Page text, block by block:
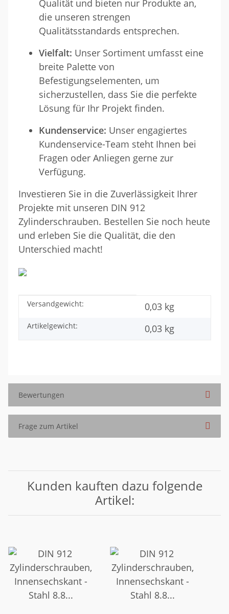
Qualität und bieten nur Produkte an,
die unseren strengen
Qualitätsstandards entsprechen.
Vielfalt: Unser Sortiment umfasst eine
breite Palette von
Befestigungselementen, um
sicherzustellen, dass Sie die perfekte
Lösung für Ihr Projekt finden.
Kundenservice: Unser engagiertes
Kundenservice-Team steht Ihnen bei
Fragen oder Anliegen gerne zur
Verfügung.
Investieren Sie in die Zuverlässigkeit Ihrer
Projekte mit unseren DIN 912
Zylinderschrauben. Bestellen Sie noch heute
und erleben Sie die Qualität, die den
Unterschied macht!
Produkteigenschaft
Wert
Versandgewicht: 0,03 kg
Artikelgewicht: 0,03 kg
Bewertungen
Frage zum Artikel
Kunden kauften dazu folgende
Artikel: